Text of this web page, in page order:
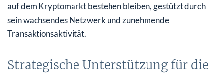
auf dem Kryptomarkt bestehen bleiben, gestützt durch
sein wachsendes Netzwerk und zunehmende
Transaktionsaktivität.
Strategische Unterstützung für die